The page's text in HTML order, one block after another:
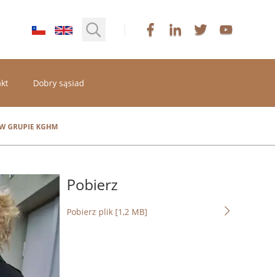
Dobry sąsiad
GRUPIE KGHM
Pobierz
Pobierz plik [1,2 MB]